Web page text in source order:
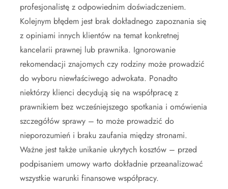
profesjonalistę z odpowiednim doświadczeniem.
Kolejnym błędem jest brak dokładnego zapoznania się
z opiniami innych klientów na temat konkretnej
kancelarii prawnej lub prawnika. Ignorowanie
rekomendacji znajomych czy rodziny może prowadzić
do wyboru niewłaściwego adwokata. Ponadto
niektórzy klienci decydują się na współpracę z
prawnikiem bez wcześniejszego spotkania i omówienia
szczegółów sprawy – to może prowadzić do
nieporozumień i braku zaufania między stronami.
Ważne jest także unikanie ukrytych kosztów – przed
podpisaniem umowy warto dokładnie przeanalizować
wszystkie warunki finansowe współpracy.